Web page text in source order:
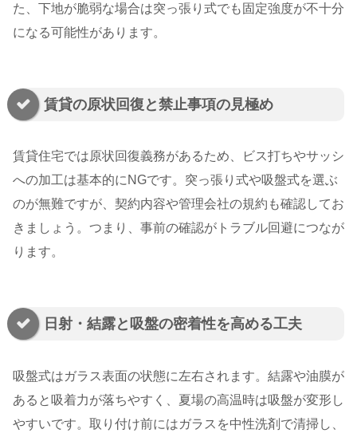
た、下地が脆弱な場合は突っ張り式でも固定強度が不十分
になる可能性があります。
賃貸の原状回復と禁止事項の見極め
賃貸住宅では原状回復義務があるため、ビス打ちやサッシ
への加工は基本的にNGです。突っ張り式や吸盤式を選ぶ
のが無難ですが、契約内容や管理会社の規約も確認してお
きましょう。つまり、事前の確認がトラブル回避につなが
ります。
日射・結露と吸盤の密着性を高める工夫
吸盤式はガラス表面の状態に左右されます。結露や油膜が
あると吸着力が落ちやすく、夏場の高温時は吸盤が変形し
やすいです。取り付け前にはガラスを中性洗剤で清掃し、